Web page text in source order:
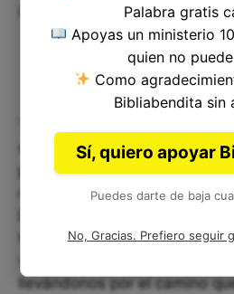
seguir Sus mandatos,
populares o fáciles. Podemos
de Dios en oración y
todas las áreas de nuestra
llevándonos por el camino
Palabra gratis
Apoyas un ministerio
quien no
Como
Bibliabendita sin
Sí, quiero apoyar
Puedes darte de baja
No, Gracias. Prefiero seguir